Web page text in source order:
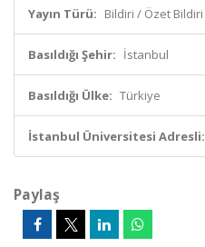
Yayın Türü: Bildiri / Özet Bildiri
Basıldığı Şehir: İstanbul
Basıldığı Ülke: Türkiye
İstanbul Üniversitesi Adresli:
Paylaş